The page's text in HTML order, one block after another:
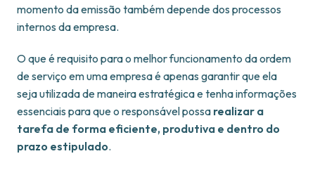
momento da emissão também depende dos processos
internos da empresa.
O que é requisito para o melhor funcionamento da ordem
de serviço em uma empresa é apenas garantir que ela
seja utilizada de maneira estratégica e tenha informações
essenciais para que o responsável possa realizar a
tarefa de forma eficiente, produtiva e dentro do
prazo estipulado.